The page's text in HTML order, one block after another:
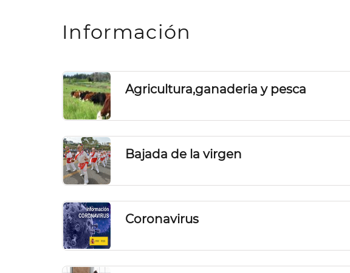
Información
Agricultura,ganaderia y pesca
Bajada de la virgen
Coronavirus